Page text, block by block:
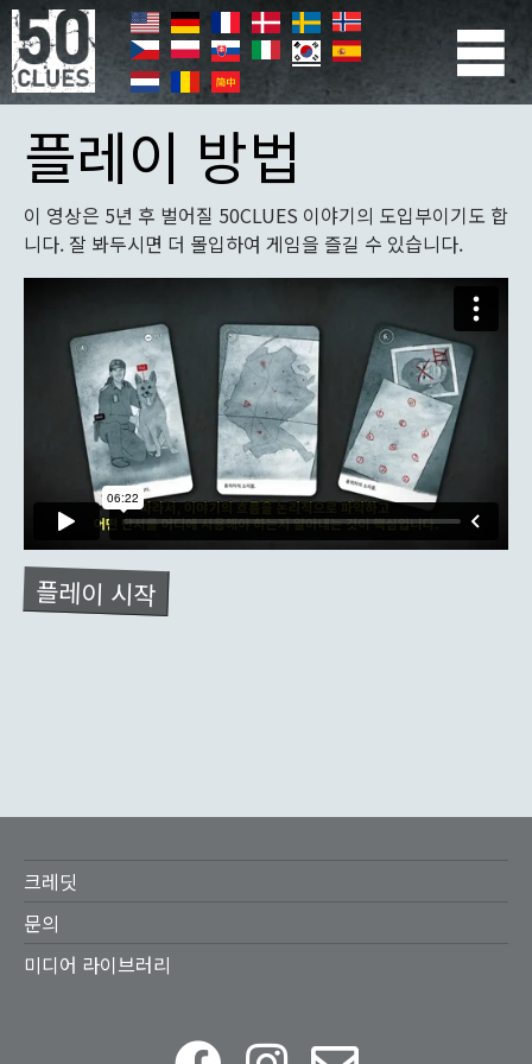
주
요
콘
텐
Primær
navigation
플레이 방법
이 영상은 5년 후 벌어질 50CLUES 이야기의 도입부이기도 합
니다. 잘 봐두시면 더 몰입하여 게임을 즐길 수 있습니다.
플레이 시작
Footer
menu
크레딧
문의
미디어 라이브러리